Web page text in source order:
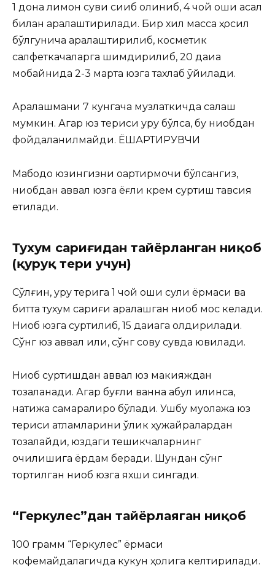
1 дона лимон суви сиқиб олиниб, 4 чой қошиқ асал
билан аралаштирилади. Бир хил масса ҳосил
бўлгунича аралаштирилиб, косметик
салфеткачаларга шимдирилиб, 20 дақиқа
мобайнида 2-3 марта юзга тахлаб қўйилади.
Аралашмани 7 кунгача музлаткичда сақлаш
мумкин. Агар юз териси қуруқ бўлса, бу ниқобдан
фойдаланилмайди. ЁШАРТИРУВЧИ
Мабодо юзингизни оқартирмоқчи бўлсангиз,
ниқобдан аввал юзга ёғли крем суртиш тавсия
етилади.
Тухум сариғидан тайёрланган ниқоб
(қуруқ тери учун)
Сўлғин, қуруқ терига 1 чой қошиқ сули ёрмаси ва
битта тухум сариғи аралашган ниқоб мос келади.
Ниқоб юзга суртилиб, 15 дақиқага қолдирилади.
Сўнг юз аввал илиқ, сўнг совуқ сувда ювилади.
Ниқоб суртишдан аввал юз макияждан
тозаланади. Агар буғли ванна қабул қилинса,
натижа самаралироқ бўлади. Ушбу муолажа юз
териси қатламларини ўлик ҳужайралардан
тозалайди, юздаги тешикчаларнинг
очилишига ёрдам беради. Шундан сўнг
тортилган ниқоб юзга яхши сингади.
“Геркулес”дан тайёрлаяган ниқоб
100 грамм “Геркулес” ёрмаси
кофемайдалагичда кукун ҳолига келтирилади.